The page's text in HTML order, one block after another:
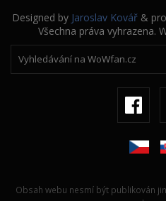
Designed by Jaroslav Kovář &
Všechna práva vyhrazena.
Obsah webu nesmí být publikován